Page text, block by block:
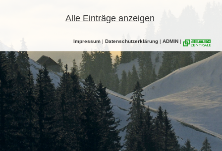
Alle Einträge anzeigen
Impressum | Datenschutzerklärung | ADMIN |